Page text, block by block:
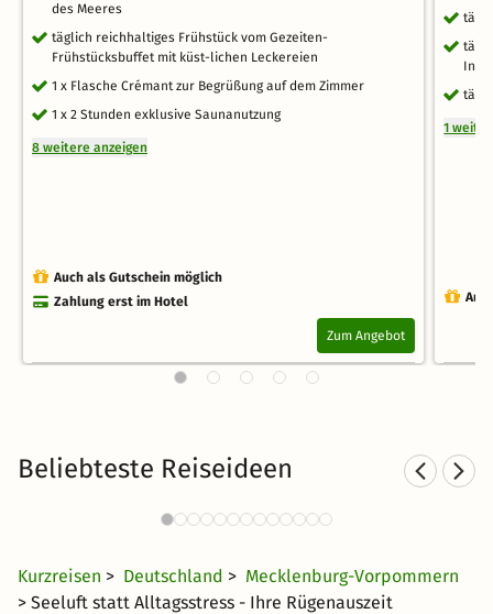
des Meeres
täglich reichhaltiges Frühstück vom Gezeiten-
Frühstücksbuffet mit küst-lichen Leckereien
1 x Flasche Crémant zur Begrüßung auf dem Zimmer
1 x 2 Stunden exklusive Saunanutzung
8 weitere anzeigen
Auch als Gutschein möglich
Zahlung erst im Hotel
Zum Angebot
1
Beliebteste Reiseideen
Hotel am See in
Kurzreisen > Deutschland > Mecklenburg-Vorpommern
> Seeluft statt Alltagsstress - Ihre Rügenauszeit